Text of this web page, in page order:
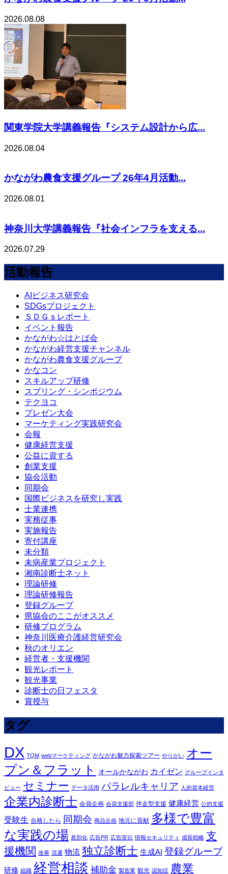
2026.08.08
関東学院大学講義報告『システム設計から広...
2026.08.04
かながわ農食支援グループ 26年4月活動...
2026.08.01
神奈川大学講義報告『社会インフラを支える...
2026.07.29
活動報告
AIビジネス研究会
SDGsプロジェクト
ＳＤＧｓレポート
イベント報告
かながわ☆はとば会
かながわ経営支援チャンネル
かながわ農食支援グループ
かなコン
スキルアップ研修
スプリング・シンポジウム
テクヨコ
プレゼン大会
マーケティング実践研究会
会報
健康経営支援
公益に資する
創業支援
協会活動
同期会
国際ビジネスを研究し実践
士業連携
実務従事
実施報告
寄付講座
未分類
未病産業プロジェクト
湘南診断士ネット
理論研修
理論研修報告
登録グループ
県協会のここがオススメ
研修プログラム
神奈川医療介護経営研究会
秋のオリエン
経営者・支援機関
観光レポート
観光事業
診断士の日フェスタ
賞授与
タグ
DX TQM webマーケティング かながわ魅力探索ツアー やりがい オー
プン＆フラット
オールかながわ カイゼン グループインタ
ビュー セミナー データ活用 パラレルキャリア 人的資本経営
企業内診断士 会員企画 会員支援部 伴走型支援 健康経営 公的支援
受験生 合格したら 同期会 商品企画 地元に貢献 多様で豊富
な実践の場 差別化 広告PR 広告宣伝 情報セキュリティ 成長戦略 支
援機関 改善 流通 物流 独立診断士 生成AI 登録グループ
研修 組織 経営相談 補助金 製造業 観光 認知症 農業